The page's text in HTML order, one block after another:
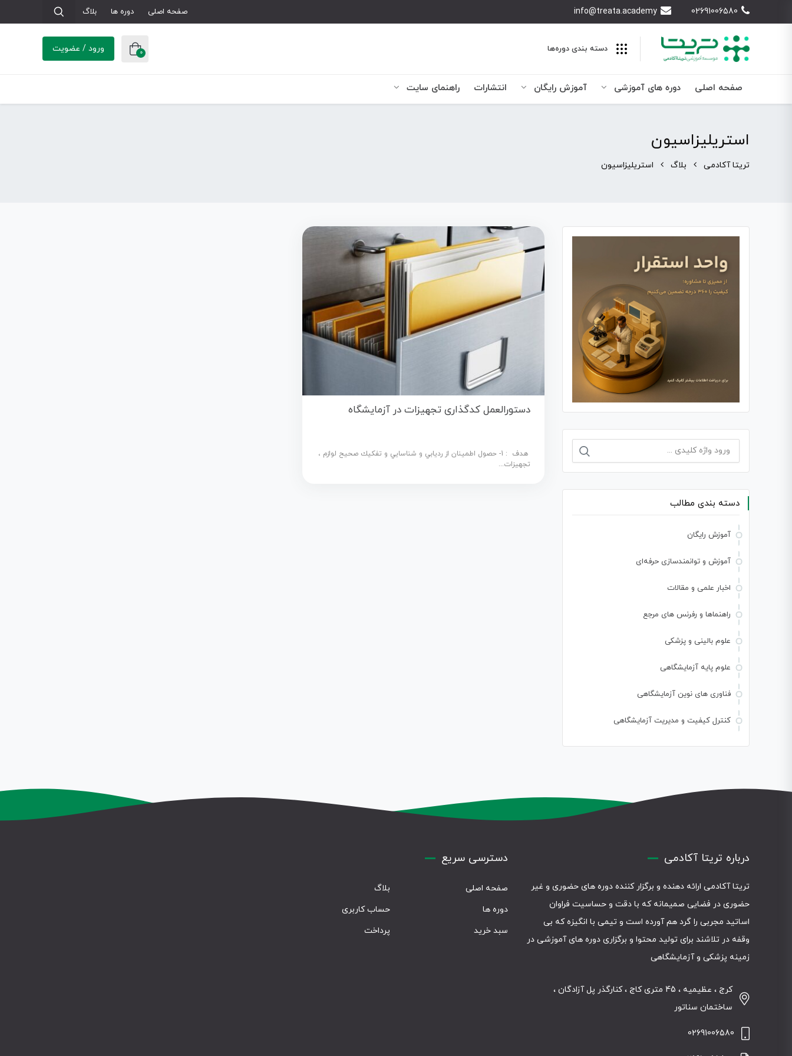
02691006580
info@treata.academy صفحه اصلی دوره ها بلاگ
دسته بندی‌ دوره‌ها 0 ورود / عضویت
صفحه اصلی دوره های آموزشی آموزش رایگان انتشارات راهنمای سایت
استريليزاسيون
تریتا آکادمی بلاگ استريليزاسيون
دستورالعمل کدگذاری تجهیزات در آزمایشگاه
هدف : 1- حصول اطمينان از رديابي و شناسايي و تفكيك صحيح لوازم ،
تجهيزات...
جستجو
برای:
دسته بندی مطالب
آموزش رایگان
آموزش و توانمندسازی حرفه‌ای
اخبار علمی و مقالات
راهنماها و رفرنس های مرجع
علوم بالینی و پزشکی
علوم پایه آزمایشگاهی
فناوری های نوین آزمایشگاهی
کنترل کیفیت و مدیریت آزمایشگاهی
درباره تریتا آکادمی
تریتا آکادمی ارائه دهنده و برگزار کننده دوره های حضوری و غیر
حضوری در فضایی صمیمانه که با دقت و حساسیت فراوان
اساتید مجربی را گرد هم آورده است و تیمی با انگیزه که بی
وقفه در تلاشند برای تولید محتوا و برگزاری دوره های آموزشی در
زمینه پزشکی و آزمایشگاهی
کرج ، عظیمیه ، 45 متری کاج ، کنارگذر پل آزادگان ،
ساختمان سناتور
02691006580
دسترسی سریع
صفحه اصلی
بلاگ
دوره ها
حساب کاربری
سبد خرید
پرداخت